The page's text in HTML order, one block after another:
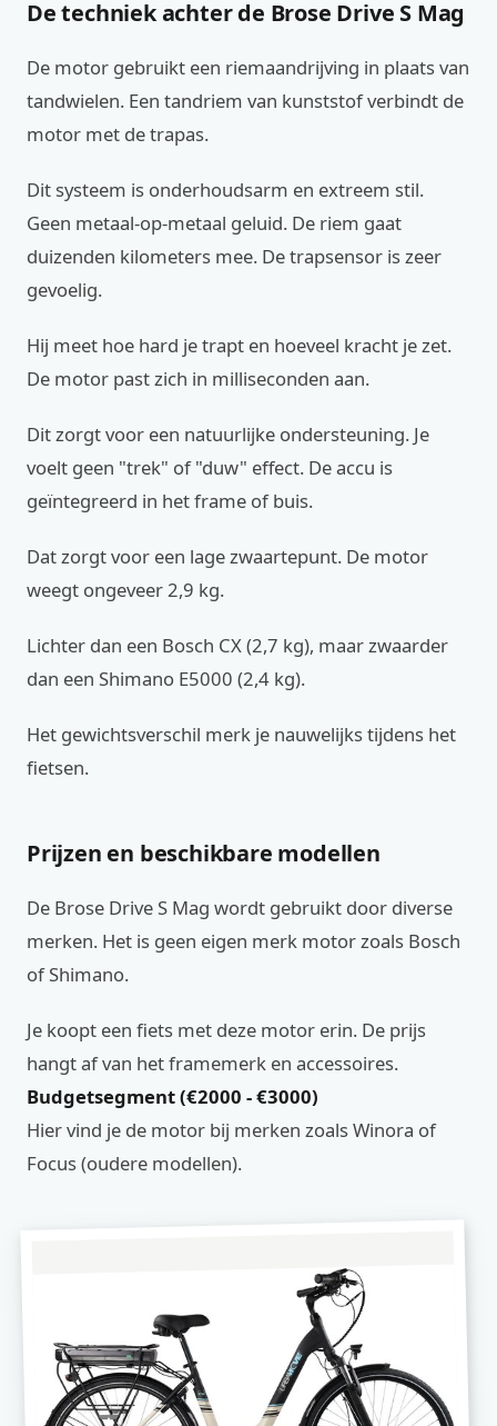
De techniek achter de Brose Drive S Mag
De motor gebruikt een riemaandrijving in plaats van
tandwielen. Een tandriem van kunststof verbindt de
motor met de trapas.
Dit systeem is onderhoudsarm en extreem stil.
Geen metaal-op-metaal geluid. De riem gaat
duizenden kilometers mee. De trapsensor is zeer
gevoelig.
Hij meet hoe hard je trapt en hoeveel kracht je zet.
De motor past zich in milliseconden aan.
Dit zorgt voor een natuurlijke ondersteuning. Je
voelt geen "trek" of "duw" effect. De accu is
geïntegreerd in het frame of buis.
Dat zorgt voor een lage zwaartepunt. De motor
weegt ongeveer 2,9 kg.
Lichter dan een Bosch CX (2,7 kg), maar zwaarder
dan een Shimano E5000 (2,4 kg).
Het gewichtsverschil merk je nauwelijks tijdens het
fietsen.
Prijzen en beschikbare modellen
De Brose Drive S Mag wordt gebruikt door diverse
merken. Het is geen eigen merk motor zoals Bosch
of Shimano.
Je koopt een fiets met deze motor erin. De prijs
hangt af van het framemerk en accessoires.
Budgetsegment (€2000 - €3000)
Hier vind je de motor bij merken zoals Winora of
Focus (oudere modellen).